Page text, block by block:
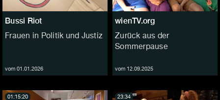
Bussi Riot
Frauen in Politik und Justiz
vom 01.01.2026
wienTV.org
Zurück aus der
Sommerpause
vom 12.09.2025
01:15:20 23:34